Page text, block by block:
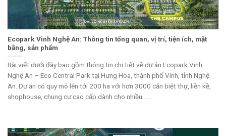
Ecopark Vinh Nghệ An: Thông tin tổng quan, vị trí, tiện ích, mặt
bằng, sản phẩm
Bài viết dưới đây bao gồm thông tin chi tiết về dự án Ecopark Vinh
Nghệ An – Eco Central Park tại Hưng Hòa, thành phố Vinh, tỉnh Nghệ
An. Dự án có quy mô lên tới 200 ha với hơn 3000 căn biệt thự, liền kề,
shophouse, chung cư cao cấp dành cho nhiều......